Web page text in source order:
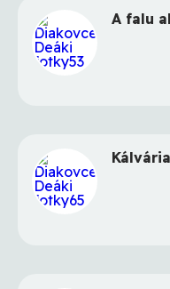
A falu
Kálvária